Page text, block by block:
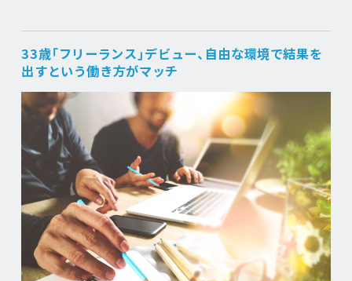
33歳「フリーランス」デビュー、自由な環境で結果を
出すという働き方がマッチ